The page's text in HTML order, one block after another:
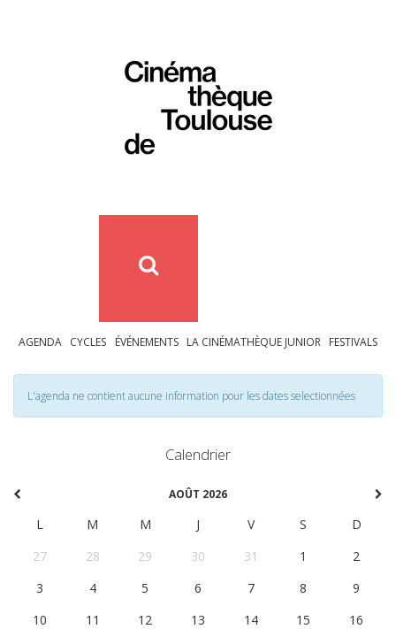
AGENDA CYCLES ÉVÉNEMENTS LA CINÉMATHÈQUE JUNIOR FESTIVALS
L'agenda ne contient aucune information pour les dates selectionnées
Calendrier
AOÛT 2026
L M M J V S
D
27
28 29 30 31 1
2
3
4 5 6 7 8
9
10
11 12 13 14 15
16